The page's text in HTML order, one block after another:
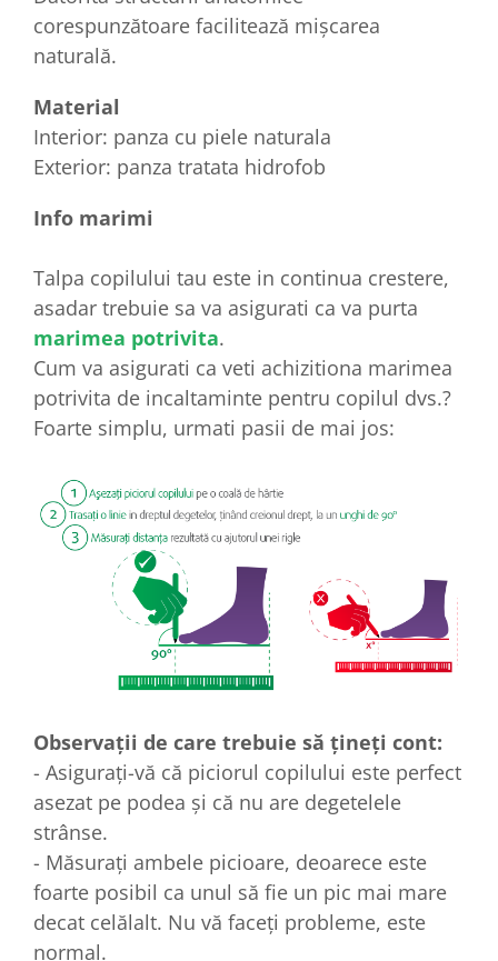
corespunzătoare facilitează mișcarea
naturală.
Material
Interior: panza cu piele naturala
Exterior: panza tratata hidrofob
Info marimi
Talpa copilului tau este in continua crestere,
asadar trebuie sa va asigurati ca va purta
marimea potrivita.
Cum va asigurati ca veti achizitiona marimea
potrivita de incaltaminte pentru copilul dvs.?
Foarte simplu, urmati pasii de mai jos:
Observații de care trebuie să țineți cont:
- Asigurați-vă că piciorul copilului este perfect
asezat pe podea și că nu are degetelele
strânse.
- Măsurați ambele picioare, deoarece este
foarte posibil ca unul să fie un pic mai mare
decat celălalt. Nu vă faceți probleme, este
normal.